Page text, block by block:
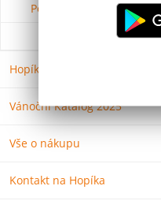
Podle názvu od A do Z
Od nejlevnějšího
Hopíkovy prodejny
Vánoční Katalog 2025
Vše o nákupu
Kontakt na Hopíka